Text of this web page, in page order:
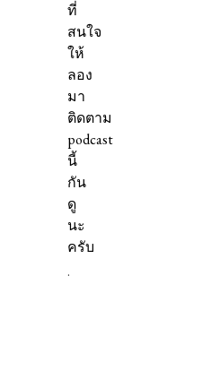
ที่
สนใจ
ให้
ลอง
มา
ติดตาม
podcast
นี้
กัน
ดู
นะ
ครับ
.